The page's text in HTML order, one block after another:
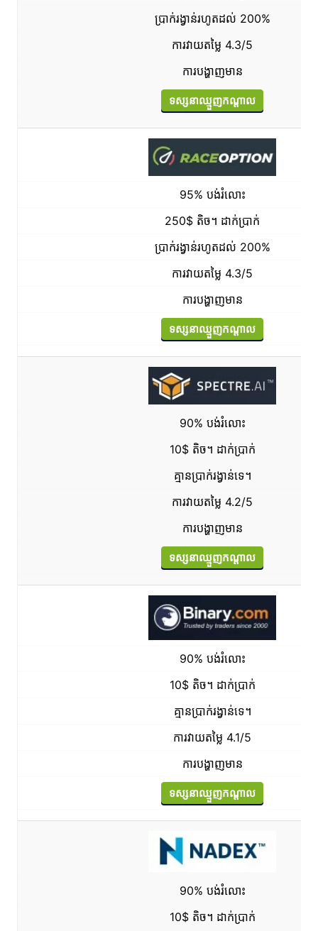
ប្រាក់រង្វាន់រហូតដល់ 200%
ការវាយតម្លៃ 4.3/5
ការបង្ហាញមាន
ទស្សនាឈ្មួញកណ្តាល
95% បង់រំលោះ
250$ តិច។ ដាក់ប្រាក់
ប្រាក់រង្វាន់រហូតដល់ 200%
ការវាយតម្លៃ 4.3/5
ការបង្ហាញមាន
ទស្សនាឈ្មួញកណ្តាល
90% បង់រំលោះ
10$ តិច។ ដាក់ប្រាក់
គ្មានប្រាក់រង្វាន់ទេ។
ការវាយតម្លៃ 4.2/5
ការបង្ហាញមាន
ទស្សនាឈ្មួញកណ្តាល
90% បង់រំលោះ
10$ តិច។ ដាក់ប្រាក់
គ្មានប្រាក់រង្វាន់ទេ។
ការវាយតម្លៃ 4.1/5
ការបង្ហាញមាន
ទស្សនាឈ្មួញកណ្តាល
90% បង់រំលោះ
10$ តិច។ ដាក់ប្រាក់